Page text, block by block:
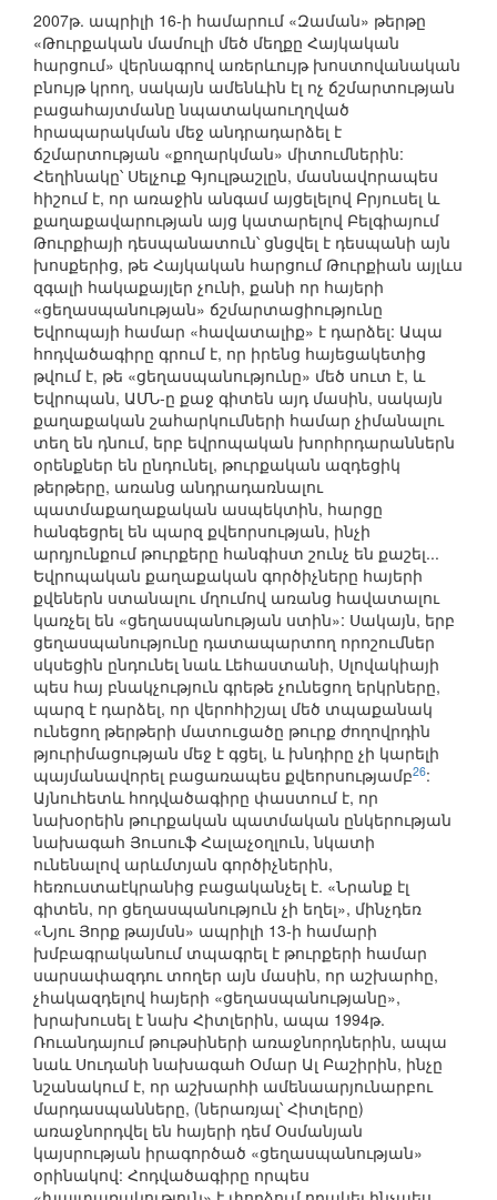
2007թ. ապրիլի 16-ի համարում «Զաման» թերթը
«Թուրքական մամուլի մեծ մեղքը Հայկական
հարցում» վերնագրով առերևույթ խոստովանական
բնույթ կրող, սակայն ամենևին էլ ոչ ճշմարտության
բացահայտմանը նպատակաուղղված
հրապարակման մեջ անդրադարձել է
ճշմարտության «քողարկման» միտումներին:
Հեղինակը՝ Սելչուք Գյուլթաշլըն, մասնավորապես
հիշում է, որ առաջին անգամ այցելելով Բրյուսել և
քաղաքավարության այց կատարելով Բելգիայում
Թուրքիայի դեսպանատուն՝ ցնցվել է դեսպանի այն
խոսքերից, թե Հայկական հարցում Թուրքիան այլևս
զգալի հակաքայլեր չունի, քանի որ հայերի
«ցեղասպանության» ճշմարտացիությունը
Եվրոպայի համար «հավատալիք» է դարձել: Ապա
հոդվածագիրը գրում է, որ իրենց հայեցակետից
թվում է, թե «ցեղասպանությունը» մեծ սուտ է, և
Եվրոպան, ԱՄՆ-ը քաջ գիտեն այդ մասին, սակայն
քաղաքական շահարկումների համար չիմանալու
տեղ են դնում, երբ եվրոպական խորհրդարաններն
օրենքներ են ընդունել, թուրքական ազդեցիկ
թերթերը, առանց անդրադառնալու
պատմաքաղաքական ասպեկտին, հարցը
հանգեցրել են պարզ քվեորսության, ինչի
արդյունքում թուրքերը հանգիստ շունչ են քաշել...
Եվրոպական քաղաքական գործիչները հայերի
քվեներն ստանալու մղումով առանց հավատալու
կառչել են «ցեղասպանության ստին»: Սակայն, երբ
ցեղասպանությունը դատապարտող որոշումներ
սկսեցին ընդունել նաև Լեհաստանի, Սլովակիայի
պես հայ բնակչություն գրեթե չունեցող երկրները,
պարզ է դարձել, որ վերոհիշյալ մեծ տպաքանակ
ունեցող թերթերի մատուցածը թուրք ժողովրդին
թյուրիմացության մեջ է գցել, և խնդիրը չի կարելի
պայմանավորել բացառապես քվեորսությամբ26:
Այնուհետև հոդվածագիրը փաստում է, որ
նախօրեին թուրքական պատմական ընկերության
նախագահ Յուսուֆ Հալաչօղլուն, նկատի
ունենալով արևմտյան գործիչներին,
հեռուստաէկրանից բացականչել է. «Նրանք էլ
գիտեն, որ ցեղասպանություն չի եղել», մինչդեռ
«Նյու Յորք թայմսն» ապրիլի 13-ի համարի
խմբագրականում տպագրել է թուրքերի համար
սարսափազդու տողեր այն մասին, որ աշխարհը,
չհակազդելով հայերի «ցեղասպանությանը»,
խրախուսել է նախ Հիտլերին, ապա 1994թ.
Ռուանդայում թութսիների առաջնորդներին, ապա
նաև Սուդանի նախագահ Օմար Ալ Բաշիրին, ինչը
նշանակում է, որ աշխարհի ամենաարյունարբու
մարդասպանները, (ներառյալ՝ Հիտլերը)
առաջնորդվել են հայերի դեմ Օսմանյան
կայսրության իրագործած «ցեղասպանության»
օրինակով: Հոդվածագիրը որպես